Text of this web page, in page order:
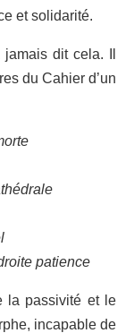
et solidarité.
dit cela. Il
du Cahier d’un
patience
la passivité et le
incapable de